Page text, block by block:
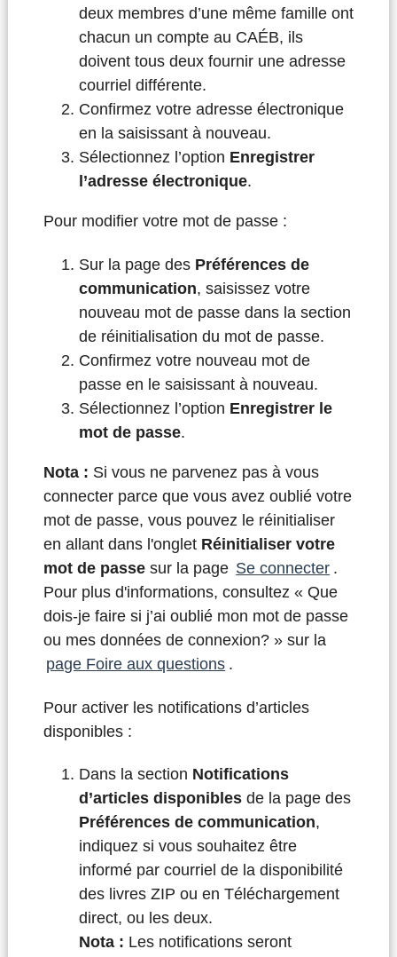
deux membres d’une même famille ont
chacun un compte au CAÉB, ils
doivent tous deux fournir une adresse
courriel différente.
Confirmez votre adresse électronique
en la saisissant à nouveau.
Sélectionnez l’option Enregistrer
l’adresse électronique.
Pour modifier votre mot de passe :
Sur la page des Préférences de
communication, saisissez votre
nouveau mot de passe dans la section
de réinitialisation du mot de passe.
Confirmez votre nouveau mot de
passe en le saisissant à nouveau.
Sélectionnez l’option Enregistrer le
mot de passe.
Nota : Si vous ne parvenez pas à vous
connecter parce que vous avez oublié votre
mot de passe, vous pouvez le réinitialiser
en allant dans l'onglet Réinitialiser votre
mot de passesur la page Se connecter .
Pour plus d'informations, consultez « Que
dois-je faire si j’ai oublié mon mot de passe
ou mes données de connexion? » sur la
page Foire aux questions .
Pour activer les notifications d’articles
disponibles :
Dans la section Notifications
d’articles disponiblesde la page des
Préférences de communication,
indiquez si vous souhaitez être
informé par courriel de la disponibilité
des livres ZIP ou en Téléchargement
direct, ou les deux.
Nota : Les notifications seront